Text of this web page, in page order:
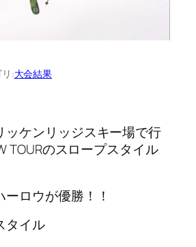
:大会結果
ッケンリッジスキー場で行
TOURのスロープスタイル
ロウが優勝！！
タイル